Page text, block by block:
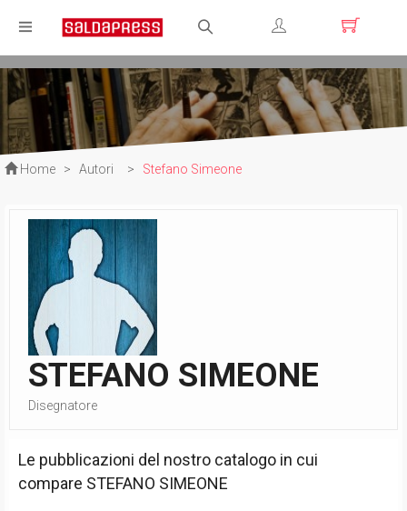
Registrati
Login
Home > Autori > Stefano Simeone
STEFANO SIMEONE
Disegnatore
Le pubblicazioni del nostro catalogo in cui
compare STEFANO SIMEONE